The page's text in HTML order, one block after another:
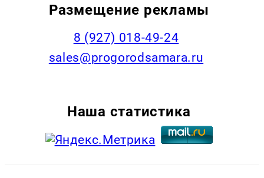
Размещение рекламы
8 (927) 018-49-24
sales@progorodsamara.ru
Наша статистика